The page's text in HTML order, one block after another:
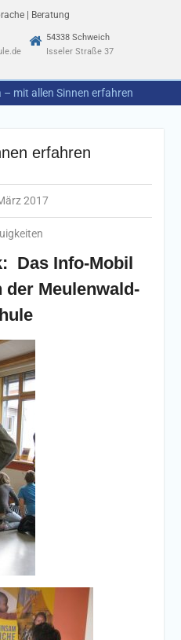
| Beratung
54338 Schweich
Isseler Straße 37
– mit allen Sinnen erfahren
erfahren
2017
Das Info-Mobil
Meulenwald-